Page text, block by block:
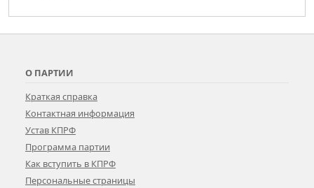
О ПАРТИИ
Краткая справка
Контактная информация
Устав КПРФ
Программа партии
Как вступить в КПРФ
Персональные страницы